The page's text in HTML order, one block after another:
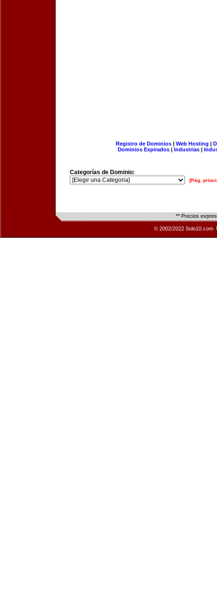
Registro de Dominios| Web Hosting |
Dominios Expirados | Industrias |
Categorías de Dominio:
[Pág.
** Precios
© 2002/2022 Solo10.com